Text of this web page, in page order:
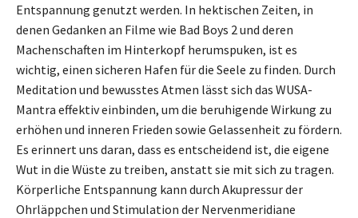
Entspannung genutzt werden. In hektischen Zeiten, in
denen Gedanken an Filme wie Bad Boys 2 und deren
Machenschaften im Hinterkopf herumspuken, ist es
wichtig, einen sicheren Hafen für die Seele zu finden. Durch
Meditation und bewusstes Atmen lässt sich das WUSA-
Mantra effektiv einbinden, um die beruhigende Wirkung zu
erhöhen und inneren Frieden sowie Gelassenheit zu fördern.
Es erinnert uns daran, dass es entscheidend ist, die eigene
Wut in die Wüste zu treiben, anstatt sie mit sich zu tragen.
Körperliche Entspannung kann durch Akupressur der
Ohrläppchen und Stimulation der Nervenmeridiane